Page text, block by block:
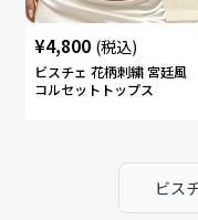
¥4,800 (税込)
ビスチェ 花柄刺繍 宮廷風
コルセットトップス
ビス